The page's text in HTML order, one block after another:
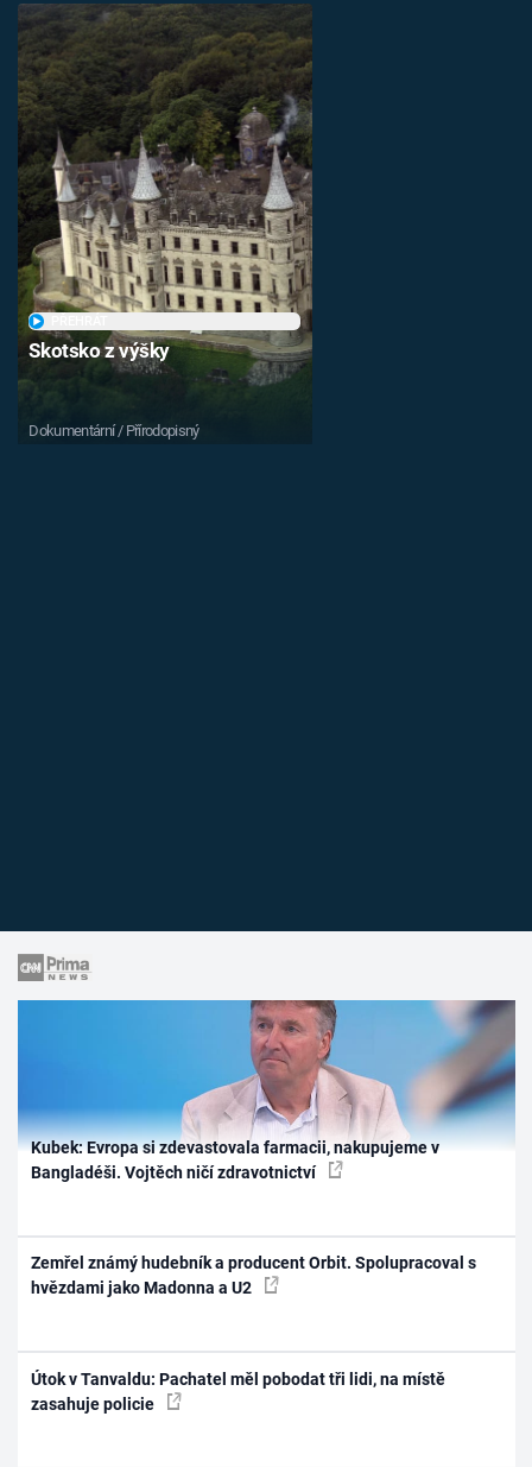
Skotsko z výšky
Dokumentární / Přírodopisný
Kubek: Evropa si zdevastovala farmacii, nakupujeme v
Bangladéši. Vojtěch ničí zdravotnictví
Zemřel známý hudebník a producent Orbit. Spolupracoval s
hvězdami jako Madonna a U2
Útok v Tanvaldu: Pachatel měl pobodat tři lidi, na místě
zasahuje policie